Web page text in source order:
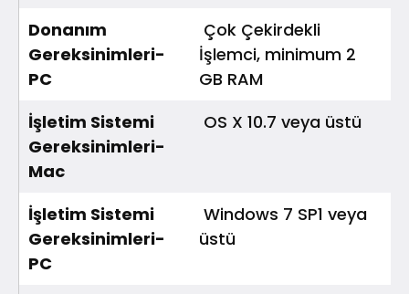
Donanım
Gereksinimleri-
PC
Çok Çekirdekli
İşlemci, minimum 2
GB RAM
İşletim Sistemi
Gereksinimleri-
Mac
OS X 10.7 veya üstü
İşletim Sistemi
Gereksinimleri-
PC
Windows 7 SP1 veya
üstü